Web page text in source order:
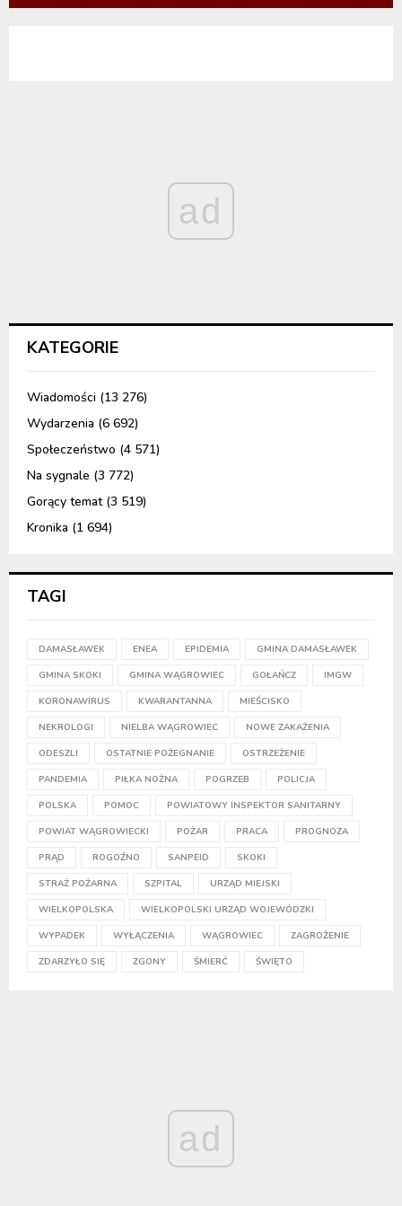
ad
KATEGORIE
Wiadomości (13 276)
Wydarzenia (6 692)
Społeczeństwo (4 571)
Na sygnale (3 772)
Gorący temat(3 519)
Kronika (1 694)
TAGI
DAMASŁAWEK ENEA EPIDEMIA GMINA DAMASŁAWEK
GMINA SKOKI GMINA WĄGROWIEC GOŁAŃCZ IMGW
KORONAWIRUS KWARANTANNA MIEŚCISKO
NEKROLOGI NIELBA WĄGROWIEC NOWE ZAKAŻENIA
ODESZLI OSTATNIE POŻEGNANIE OSTRZEŻENIE
PANDEMIA PIŁKA NOŻNA POGRZEB POLICJA
POLSKA POMOC POWIATOWY INSPEKTOR SANITARNY
POWIAT WĄGROWIECKI POŻAR PRACA PROGNOZA
PRĄD ROGOŹNO SANPEID SKOKI
STRAŻ POŻARNA SZPITAL URZĄD MIEJSKI
WIELKOPOLSKA WIELKOPOLSKI URZĄD WOJEWÓDZKI
WYPADEK WYŁĄCZENIA WĄGROWIEC ZAGROŻENIE
ZDARZYŁO SIĘ ZGONY ŚMIERĆ ŚWIĘTO
ad